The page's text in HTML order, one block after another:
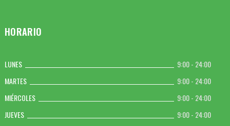
HORARIO
LUNES
9:00 - 24:00
MARTES
9:00 - 24:00
MIÉRCOLES
9:00 - 24:00
JUEVES
9:00 - 24:00